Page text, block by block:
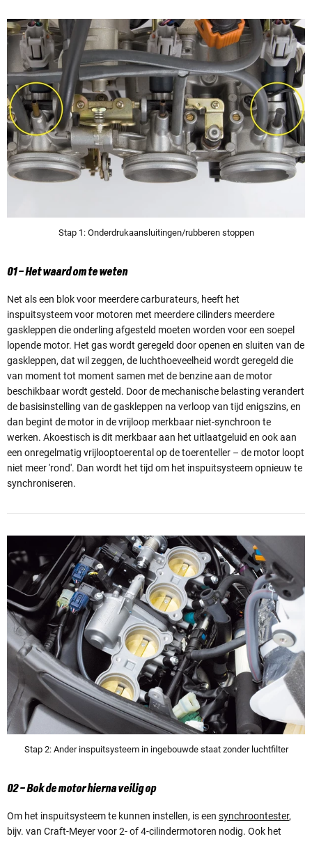
Stap 1: Onderdrukaansluitingen/rubberen stoppen
01 – Het waard om te weten
Net als een blok voor meerdere carburateurs, heeft het
inspuitsysteem voor motoren met meerdere cilinders meerdere
gaskleppen die onderling afgesteld moeten worden voor een soepel
lopende motor. Het gas wordt geregeld door openen en sluiten van de
gaskleppen, dat wil zeggen, de luchthoeveelheid wordt geregeld die
van moment tot moment samen met de benzine aan de motor
beschikbaar wordt gesteld. Door de mechanische belasting verandert
de basisinstelling van de gaskleppen na verloop van tijd enigszins, en
dan begint de motor in de vrijloop merkbaar niet-synchroon te
werken. Akoestisch is dit merkbaar aan het uitlaatgeluid en ook aan
een onregelmatig vrijlooptoerental op de toerenteller – de motor loopt
niet meer 'rond'. Dan wordt het tijd om het inspuitsysteem opnieuw te
synchroniseren.
Stap 2: Ander inspuitsysteem in ingebouwde staat zonder luchtfilter
02 – Bok de motor hierna veilig op
Om het inspuitsysteem te kunnen instellen, is een synchroontester,
bijv. van Craft-Meyer voor 2- of 4-cilindermotoren nodig. Ook het